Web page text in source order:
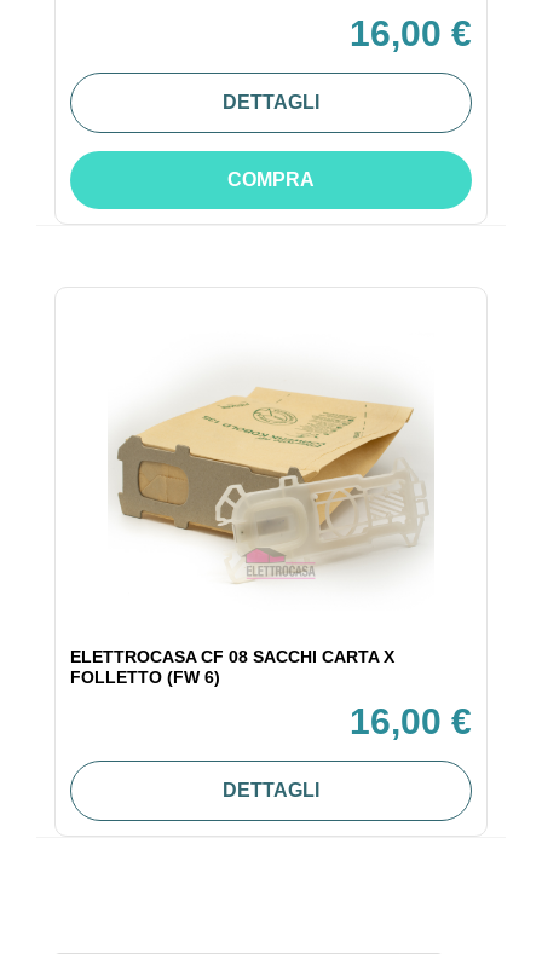
16,00 €
DETTAGLI
COMPRA
ELETTROCASA CF 08 SACCHI CARTA X
FOLLETTO (FW 6)
16,00 €
DETTAGLI